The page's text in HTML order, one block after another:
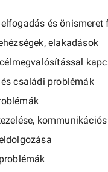
és önismeret
elakadások
családi problémák